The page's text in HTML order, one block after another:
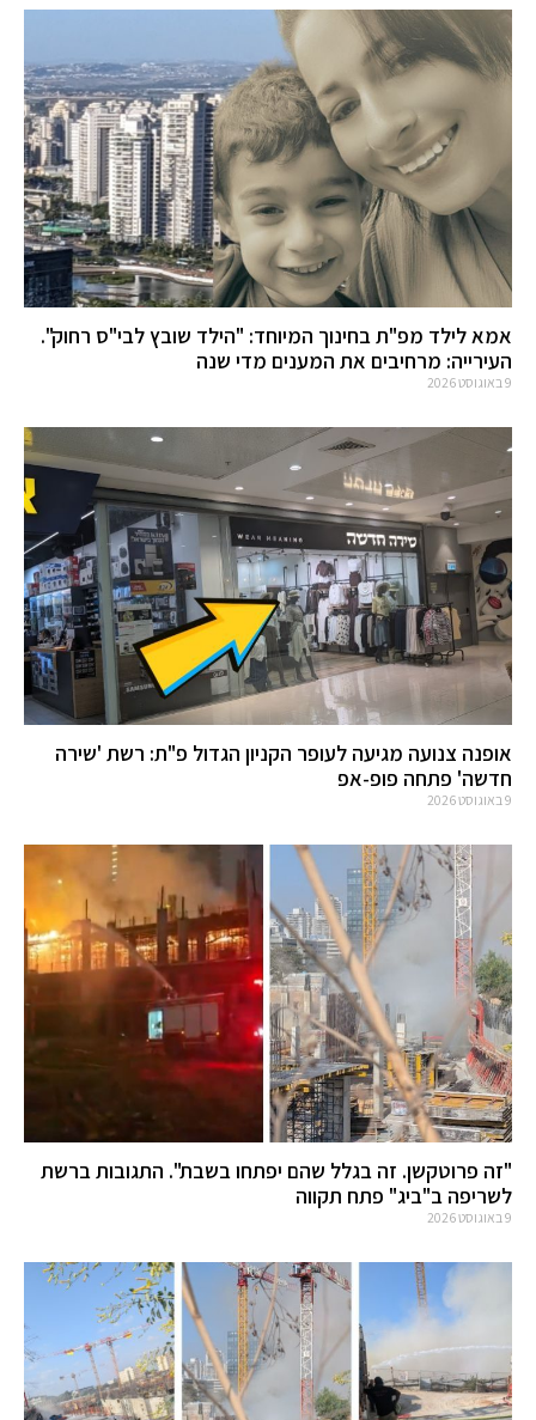
אמא לילד מפ"ת בחינוך המיוחד: "הילד שובץ לבי"ס רחוק".
העירייה: מרחיבים את המענים מדי שנה
9 באוגוסט 2026
אופנה צנועה מגיעה לעופר הקניון הגדול פ"ת: רשת 'שירה
חדשה' פתחה פופ-אפ
9 באוגוסט 2026
"זה פרוטקשן. זה בגלל שהם יפתחו בשבת". התגובות ברשת
לשריפה ב"ביג" פתח תקווה
9 באוגוסט 2026